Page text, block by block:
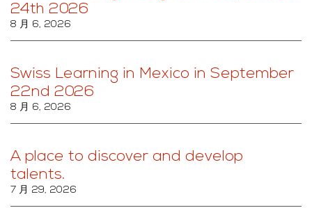
24th 2026
8 月 6, 2026
Swiss Learning in Mexico in September
22nd 2026
8 月 6, 2026
A place to discover and develop
talents.
7 月 29, 2026